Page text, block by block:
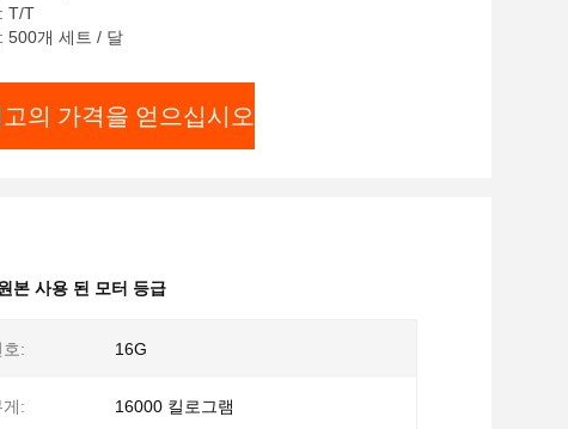
T/T
500개 세트 / 달
의 가격을 얻으십시오
본 사용 된 모터 등급
호: 16G
: 16000 킬로그램